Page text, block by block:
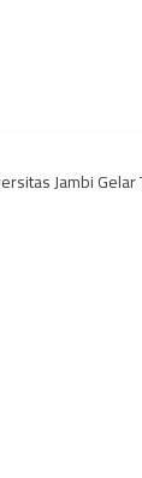
Jambi